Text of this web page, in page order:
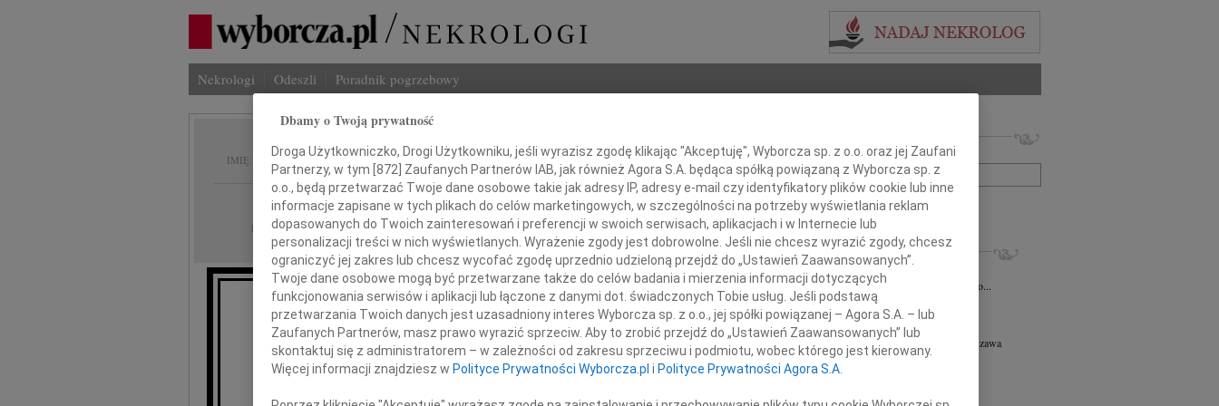
Nekrologi Odeszli Poradnik pogrzebowy
IMIĘ I NAZWISKO: Tadeusz Drożdż
REGION: Warszawa
DATA EMISJI: 20.03.2026
Z wielkim żalem i smutkiem przyjęliśmy wiadomość o śmierci
Imię i nazwisko lub numer ogłoszenia:
+ szukanie zaawansowane
INNE NEKROLOGI
Eugeniusz Butruk 05.08.2026
Z ogromnym żalem przyjęliśmy wiadomość o...
04.08.2026Warszawa
Wyrazy współczucia z powodu śmierci...
Andrzej Piotr Gołaszewski
Warszawa
doktor nauk technicznych Andrzej Piotr...
05.08.2026
Dr Matyldzie Mielcarskiej, najszczersze...
Dbamy o Twoją prywatność
Droga Użytkowniczko, Drogi Użytkowniku, jeśli wyrazisz zgodę klikając "Akceptuję", Wyborcza sp. z o.o. oraz jej Zaufani
Partnerzy, w tym [872] Zaufanych Partnerów IAB, jak również Agora S.A. będąca spółką powiązaną z Wyborcza sp. z
o.o., będą przetwarzać Twoje dane osobowe takie jak adresy IP, adresy e-mail czy identyfikatory plików cookie lub inne
informacje zapisane w tych plikach do celów marketingowych, w szczególności na potrzeby wyświetlania reklam
dopasowanych do Twoich zainteresowań i preferencji w swoich serwisach, aplikacjach i w Internecie lub
personalizacji treści w nich wyświetlanych. Wyrażenie zgody jest dobrowolne. Jeśli nie chcesz wyrazić zgody, chcesz
ograniczyć jej zakres lub chcesz wycofać zgodę uprzednio udzieloną przejdź do „Ustawień Zaawansowanych”.
Twoje dane osobowe mogą być przetwarzane także do celów badania i mierzenia informacji dotyczących
funkcjonowania serwisów i aplikacji lub łączone z danymi dot. świadczonych Tobie usług. Jeśli podstawą
przetwarzania Twoich danych jest uzasadniony interes Wyborcza sp. z o.o., jej spółki powiązanej – Agora S.A. – lub
Zaufanych Partnerów, masz prawo wyrazić sprzeciw. Aby to zrobić przejdź do „Ustawień Zaawansowanych” lub
skontaktuj się z administratorem – w zależności od zakresu sprzeciwu i podmiotu, wobec którego jest kierowany.
Więcej informacji znajdziesz w Polityce Prywatności Wyborcza.pl i Polityce Prywatności Agora S.A.